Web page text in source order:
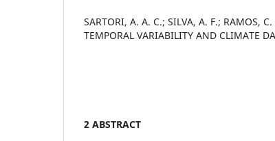
SARTORI, A. A. C.; SILVA, A. F.; RAMOS,
TEMPORAL VARIABILITY AND CLIMATE
2 ABSTRACT